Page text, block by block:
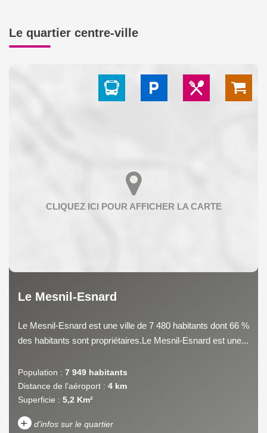
Le quartier centre-ville
Le Mesnil-Esnard
Le Mesnil-Esnard est une ville de 7 480 habitants dont 66 %
des habitants sont propriétaires.Le Mesnil-Esnard est une...
Population : 7 949 habitants
Distance de l'aéroport : 4 km
Superficie : 5,2 Km²
+ d'infos sur le quartier